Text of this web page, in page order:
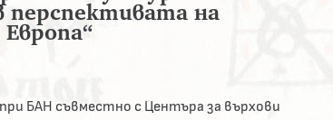
перспективата на
БАН съвместно с Центъра за върхови